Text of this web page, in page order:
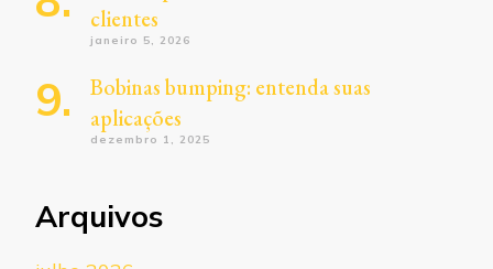
clientes
janeiro 5, 2026
Bobinas bumping: entenda suas
aplicações
dezembro 1, 2025
Arquivos